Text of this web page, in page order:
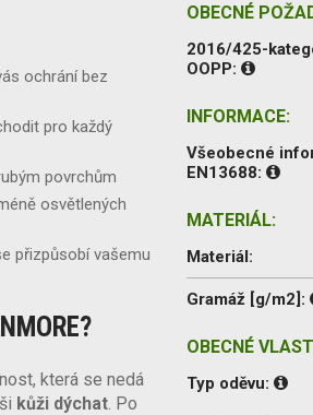
ochrání bez
pro každý
povrchům
osvětlených
přizpůsobí vašemu
která se nedá
kůži dýchat. Po
OBECNÉ
2016/425-
OOPP:
INFORMACE:
Všeobecné
EN13688:
MATERIÁL:
Materiál:
Gramáž [g/m2]:
OBECNÉ
Typ oděvu: